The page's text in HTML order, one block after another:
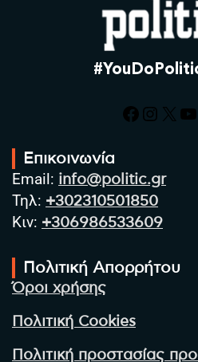
X
Επικοινωνία
Email: info@politic.gr
Τηλ: +302310501850
Κιν: +306986533609
Πολιτική Απορρήτου
Όροι χρήσης
Πολιτική Cookies
Πολιτική προστασίας